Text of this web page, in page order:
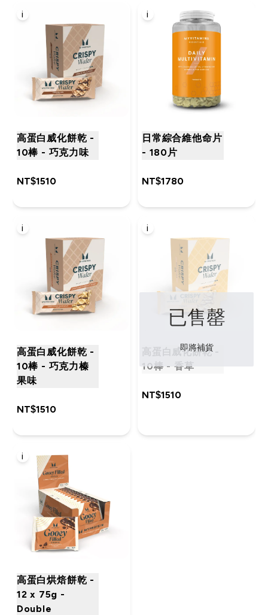
i
高蛋白威化餅乾 -
10棒 - 巧克力味
NT$1510‎
i
日常綜合維他命片
- 180片
NT$1780‎
i
高蛋白威化餅乾 -
10棒 - 巧克力榛
果味
NT$1510‎
i
高蛋白威化餅乾 -
10棒 - 香草
NT$1510‎
已售罄
即將補貨
i
高蛋白烘焙餅乾 -
12 x 75g -
Double